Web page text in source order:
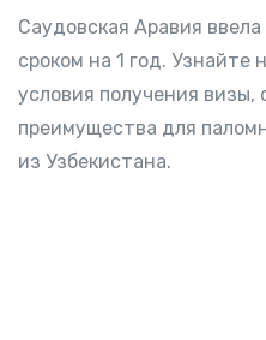
Саудовская Аравия
сроком на 1 год. Узнайте
условия получения визы,
преимущества для
из Узбекистана.